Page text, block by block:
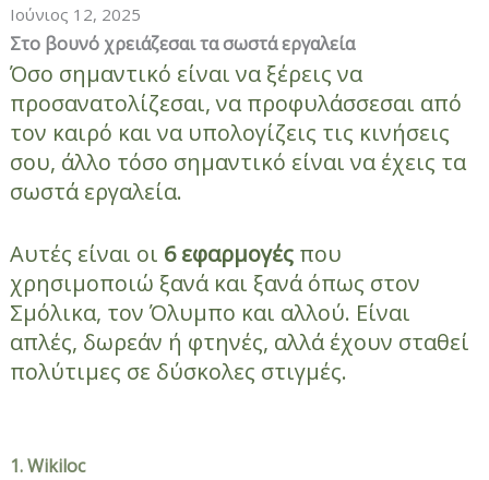
2. Komoot
3. Weather Underground (WU)
4. Windy
5. First Aid – IFRC
6. Star Walk 2
Μικρή υπενθύμιση
Κλείσιμο
Ιούνιος 12, 2025
Στο βουνό χρειάζεσαι τα σωστά εργαλεία
Όσο σημαντικό είναι να ξέρεις να
προσανατολίζεσαι, να προφυλάσσεσαι από
τον καιρό και να υπολογίζεις τις κινήσεις
σου, άλλο τόσο σημαντικό είναι να έχεις τα
σωστά εργαλεία.
Αυτές είναι οι 6 εφαρμογέςπου
χρησιμοποιώ ξανά και ξανά όπως στον
Σμόλικα, τον Όλυμπο και αλλού. Είναι
απλές, δωρεάν ή φτηνές, αλλά έχουν σταθεί
πολύτιμες σε δύσκολες στιγμές.
1. Wikiloc